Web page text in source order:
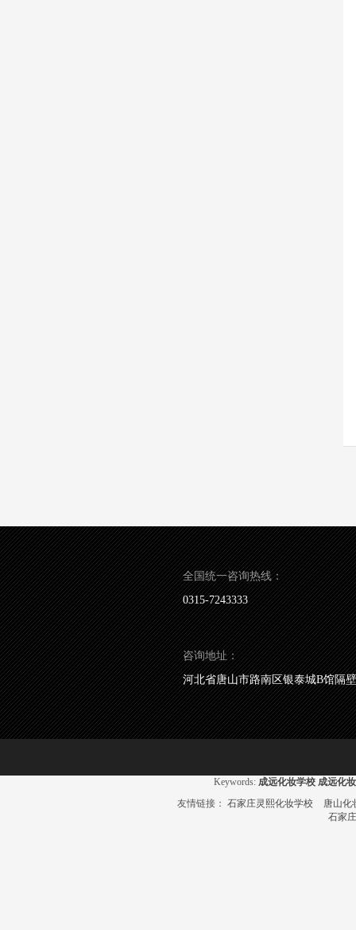
全国统一咨询热线：
0315-7243333
咨询地址：
河北省唐山市路南区银泰城B馆隔
Keywords: 成远化妆学校 成远化
友情链接： 石家庄灵熙化妆学校
唐山化
石家